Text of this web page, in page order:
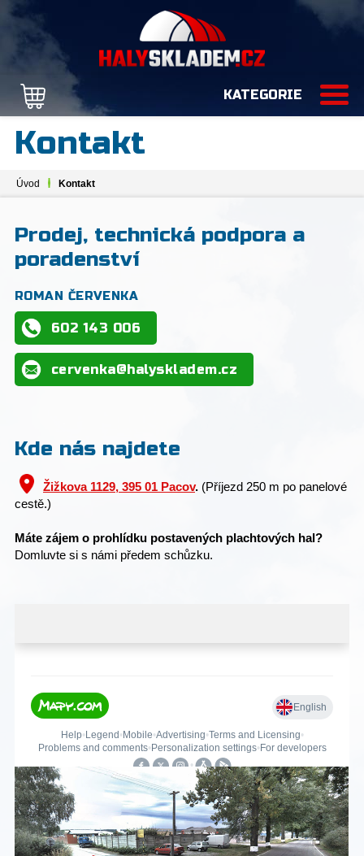
KATEGORIE
Kontakt
Úvod Kontakt
Prodej, technická podpora a
poradenství
ROMAN ČERVENKA
602 143 006
cervenka@halyskladem.cz
Kde nás najdete
Žižkova 1129, 395 01 Pacov. (Příjezd 250 m po panelové
cestě.)
Máte zájem o prohlídku postavených plachtových hal?
Domluvte si s námi předem schůzku.